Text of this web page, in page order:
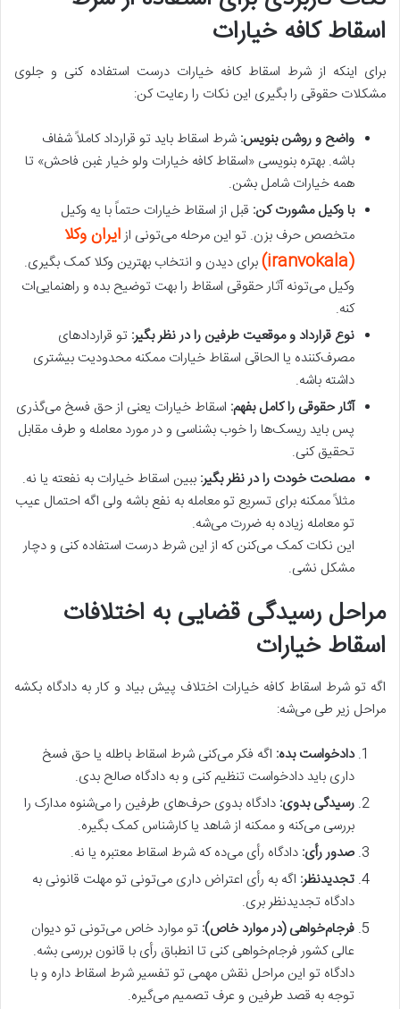
اسقاط کافه خیارات
برای اینکه از شرط اسقاط کافه خیارات درست استفاده کنی و جلوی
مشکلات حقوقی را بگیری این نکات را رعایت کن:
واضح و روشن بنویس: شرط اسقاط باید تو قرارداد کاملاً شفاف
باشه. بهتره بنویسی «اسقاط کافه خیارات ولو خیار غبن فاحش» تا
همه خیارات شامل بشن.
با وکیل مشورت کن: قبل از اسقاط خیارات حتماً با یه وکیل
متخصص حرف بزن. تو این مرحله می‌تونی ازایران وکلا
(iranvokala)
برای دیدن و انتخاب بهترین وکلا کمک بگیری.
وکیل می‌تونه آثار حقوقی اسقاط را بهت توضیح بده و راهنمایی‌ات
کنه.
نوع قرارداد و موقعیت طرفین را در نظر بگیر: تو قراردادهای
مصرف‌کننده یا الحاقی اسقاط خیارات ممکنه محدودیت بیشتری
داشته باشه.
آثار حقوقی را کامل بفهم: اسقاط خیارات یعنی از حق فسخ می‌گذری
پس باید ریسک‌ها را خوب بشناسی و در مورد معامله و طرف مقابل
تحقیق کنی.
مصلحت خودت را در نظر بگیر: ببین اسقاط خیارات به نفعته یا نه.
مثلاً ممکنه برای تسریع تو معامله به نفع باشه ولی اگه احتمال عیب
تو معامله زیاده به ضررت می‌شه.
این نکات کمک می‌کنن که از این شرط درست استفاده کنی و دچار
مشکل نشی.
مراحل رسیدگی قضایی به اختلافات
اسقاط خیارات
اگه تو شرط اسقاط کافه خیارات اختلاف پیش بیاد و کار به دادگاه بکشه
مراحل زیر طی می‌شه:
دادخواست بده: اگه فکر می‌کنی شرط اسقاط باطله یا حق فسخ
داری باید دادخواست تنظیم کنی و به دادگاه صالح بدی.
رسیدگی بدوی: دادگاه بدوی حرف‌های طرفین را می‌شنوه مدارک را
بررسی می‌کنه و ممکنه از شاهد یا کارشناس کمک بگیره.
صدور رأی: دادگاه رأی می‌ده که شرط اسقاط معتبره یا نه.
تجدیدنظر: اگه به رأی اعتراض داری می‌تونی تو مهلت قانونی به
دادگاه تجدیدنظر بری.
فرجام‌خواهی (در موارد خاص): تو موارد خاص می‌تونی تو دیوان
عالی کشور فرجام‌خواهی کنی تا انطباق رأی با قانون بررسی بشه.
دادگاه تو این مراحل نقش مهمی تو تفسیر شرط اسقاط داره و با
توجه به قصد طرفین و عرف تصمیم می‌گیره.